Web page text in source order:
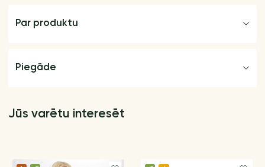
Par produktu
Piegāde
Jūs varētu interesēt